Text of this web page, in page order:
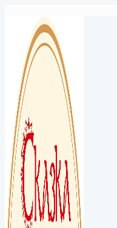
Перейти
содержимому